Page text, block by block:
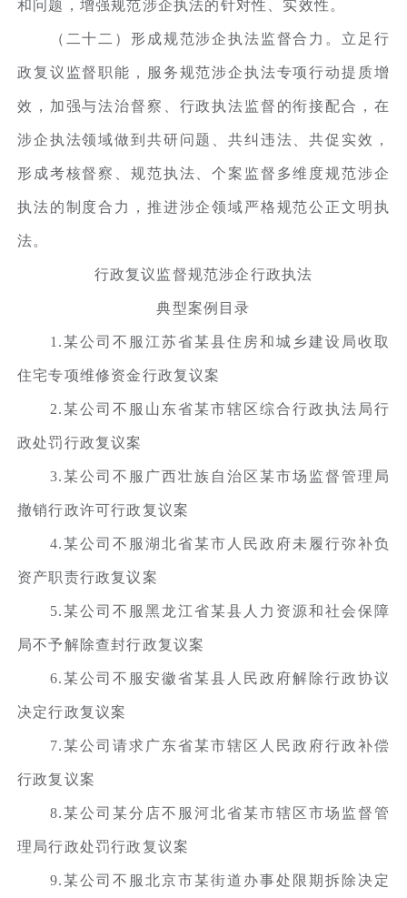
和问题，增强规范涉企执法的针对性、实效性。
（二十二）形成规范涉企执法监督合力。立足行
政复议监督职能，服务规范涉企执法专项行动提质增
效，加强与法治督察、行政执法监督的衔接配合，在
涉企执法领域做到共研问题、共纠违法、共促实效，
形成考核督察、规范执法、个案监督多维度规范涉企
执法的制度合力，推进涉企领域严格规范公正文明执
法。
行政复议监督规范涉企行政执法
典型案例目录
1.某公司不服江苏省某县住房和城乡建设局收取
住宅专项维修资金行政复议案
2.某公司不服山东省某市辖区综合行政执法局行
政处罚行政复议案
3.某公司不服广西壮族自治区某市场监督管理局
撤销行政许可行政复议案
4.某公司不服湖北省某市人民政府未履行弥补负
资产职责行政复议案
5.某公司不服黑龙江省某县人力资源和社会保障
局不予解除查封行政复议案
6.某公司不服安徽省某县人民政府解除行政协议
决定行政复议案
7.某公司请求广东省某市辖区人民政府行政补偿
行政复议案
8.某公司某分店不服河北省某市辖区市场监督管
理局行政处罚行政复议案
9.某公司不服北京市某街道办事处限期拆除决定